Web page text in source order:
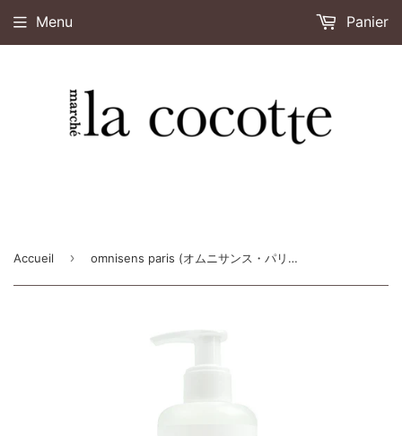
Menu Panier
Accueil › omnisens paris (オムニサンス・パリ） シャンプー 300mL